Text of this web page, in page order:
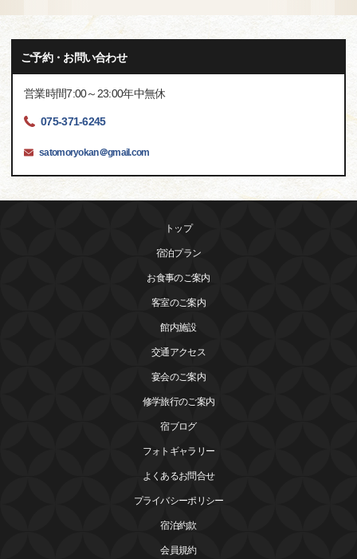
ご予約・お問い合わせ
営業時間7:00～23:00年中無休
075-371-6245
satomoryokan＠gmail.com
トップ
宿泊プラン
お食事のご案内
客室のご案内
館内施設
交通アクセス
宴会のご案内
修学旅行のご案内
宿ブログ
フォトギャラリー
よくあるお問合せ
プライバシーポリシー
宿泊約款
会員規約